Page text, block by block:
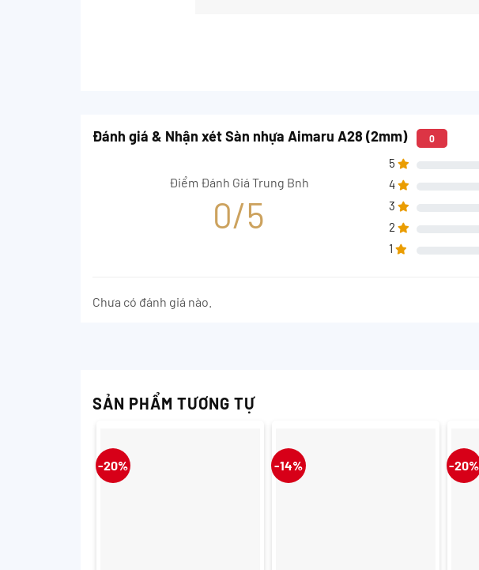
Đánh giá & Nhận xét Sàn nhựa Aimaru A28 (2mm) 0
Điểm Đánh Giá Trung Bnh
0/5
5
4
3
2
1
Chưa có đánh giá nào.
SẢN PHẨM TƯƠNG TỰ
-20% -14% -20%